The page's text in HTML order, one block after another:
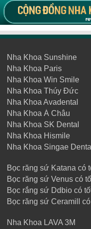
Nha Khoa Sunshine
Nha Khoa Paris
Nha Khoa Win Smile
Nha Khoa Thúy Đức
Nha Khoa Avadental
Nha Khoa Á Châu
Nha Khoa SK Dental
Nha Khoa Hismile
Nha Khoa Singae Dental
Bọc răng sứ Katana có
Bọc răng sứ Venus có
Bọc rắng sứ Ddbio có
Bọc răng sứ Ceramill
Nha Khoa LAVA 3M